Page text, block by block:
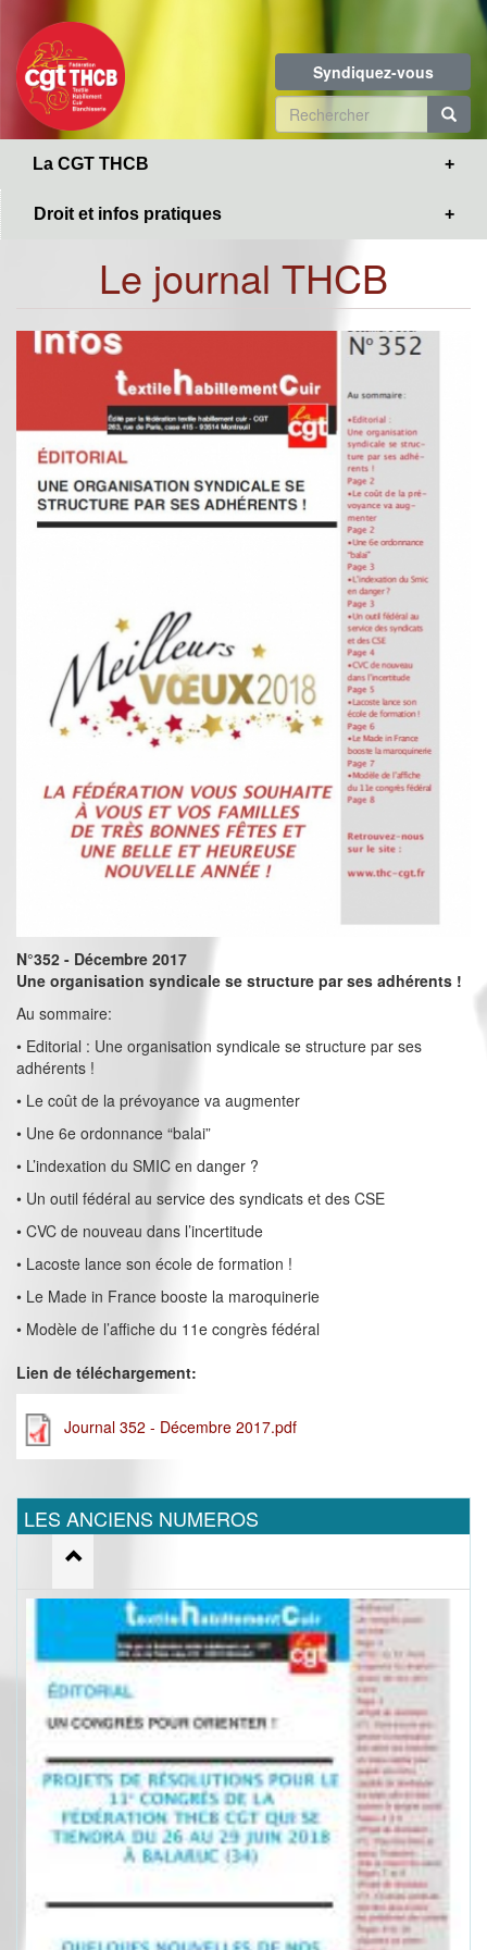
contenu
principal
Syndiquez-vous
Formulaire
de
La CGT THCB
Droit et infos pratiques
Le journal THCB
N°352 - Décembre 2017
Une organisation syndicale se structure par ses adhérents !
Au sommaire:
• Editorial : Une organisation syndicale se structure par ses
adhérents !
• Le coût de la prévoyance va augmenter
• Une 6e ordonnance “balai”
• L’indexation du SMIC en danger ?
• Un outil fédéral au service des syndicats et des CSE
• CVC de nouveau dans l’incertitude
• Lacoste lance son école de formation !
• Le Made in France booste la maroquinerie
• Modèle de l’affiche du 11e congrès fédéral
Lien de téléchargement:
Journal 352 - Décembre 2017.pdf
LES ANCIENS NUMEROS